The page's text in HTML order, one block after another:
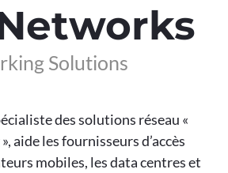
Solutions
des solutions réseau «
aide les fournisseurs d’accès
mobiles, les data centres et